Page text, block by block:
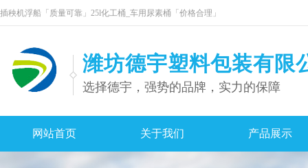
插秧机浮船「质量可靠」25l化工桶_车用尿素桶「价格合理」
潍坊德宇塑料包装有限
选择德宇，强势的品牌，实力的保障
网站首页 关于我们 产品展示